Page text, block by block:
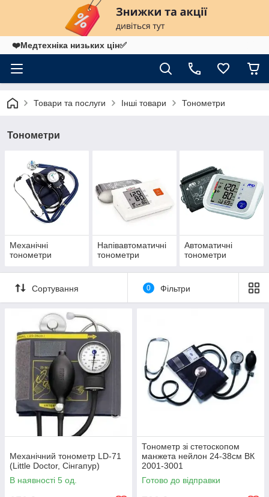
❤️Медтехніка низьких цін✅
Товари та послуги Інші товари Тонометри
Тонометри
Механічні
тонометри
Напівавтоматичні
тонометри
Автоматичні
тонометри
Сортування 0 Фільтри
Механічний тонометр LD-71
(Little Doctor, Сінгапур)
В наявності 5 од.
Тонометр зі стетоскопом
манжета нейлон 24-38см ВК
2001-3001
Готово до відправки